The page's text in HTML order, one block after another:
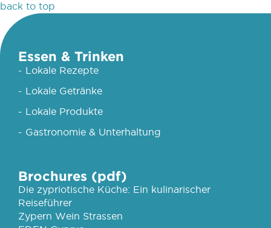
back to top
Essen & Trinken
- Lokale Rezepte
- Lokale Getränke
- Lokale Produkte
- Gastronomie & Unterhaltung
Brochures (pdf)
Die zypriotische Küche: Ein kulinarischer
Reiseführer
Zypern Wein Strassen